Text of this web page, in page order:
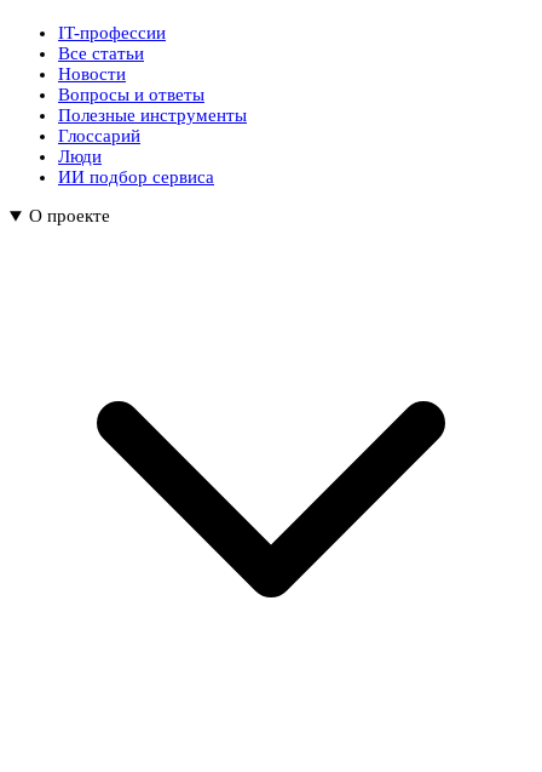
IT-профессии
Все статьи
Новости
Вопросы и ответы
Полезные инструменты
Глоссарий
Люди
ИИ подбор сервиса
О проекте